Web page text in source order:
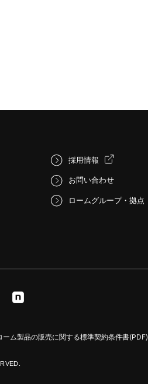
採用情報
お問い合わせ
ロームグループ・拠点
ーム製品の販売に関する標準契約条件書(PDF)